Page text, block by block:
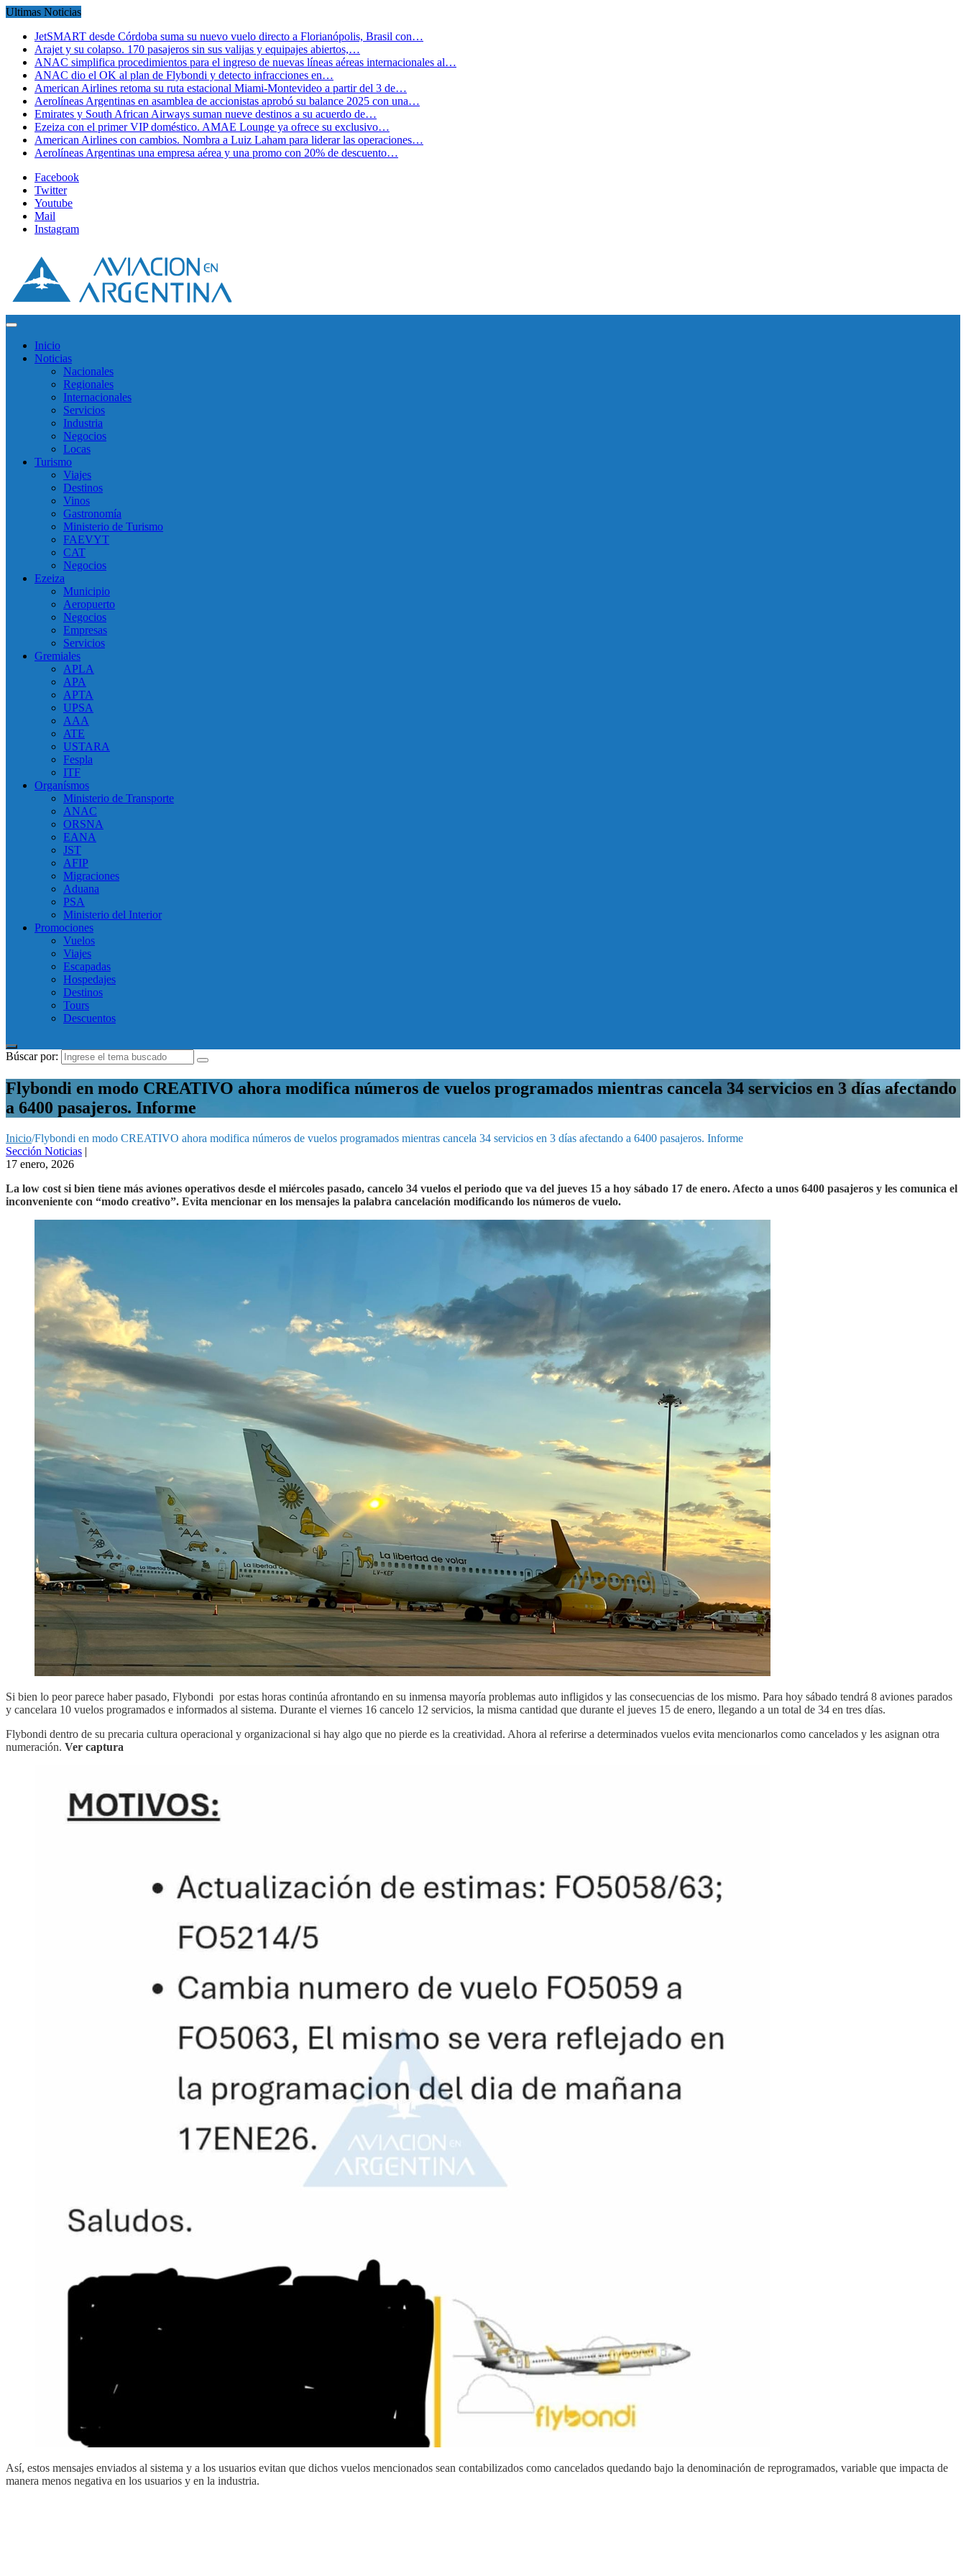
Ultimas Noticias
JetSMART desde Córdoba suma su nuevo vuelo directo a Florianópolis, Brasil con…
Arajet y su colapso. 170 pasajeros sin sus valijas y equipajes abiertos,…
ANAC simplifica procedimientos para el ingreso de nuevas líneas aéreas internacionales al…
ANAC dio el OK al plan de Flybondi y detecto infracciones en…
American Airlines retoma su ruta estacional Miami-Montevideo a partir del 3 de…
Aerolíneas Argentinas en asamblea de accionistas aprobó su balance 2025 con una…
Emirates y South African Airways suman nueve destinos a su acuerdo de…
Ezeiza con el primer VIP doméstico. AMAE Lounge ya ofrece su exclusivo…
American Airlines con cambios. Nombra a Luiz Laham para liderar las operaciones…
Aerolíneas Argentinas una empresa aérea y una promo con 20% de descuento…
Facebook
Twitter
Youtube
Mail
Instagram
Inicio
Noticias
Nacionales
Regionales
Internacionales
Servicios
Industria
Negocios
Locas
Turismo
Viajes
Destinos
Vinos
Gastronomía
Ministerio de Turismo
FAEVYT
CAT
Negocios
Ezeiza
Municipio
Aeropuerto
Negocios
Empresas
Servicios
Gremiales
APLA
APA
APTA
UPSA
AAA
ATE
USTARA
Fespla
ITF
Organísmos
Ministerio de Transporte
ANAC
ORSNA
EANA
JST
AFIP
Migraciones
Aduana
PSA
Ministerio del Interior
Promociones
Vuelos
Viajes
Escapadas
Hospedajes
Destinos
Tours
Descuentos
Búscar por:
Flybondi en modo CREATIVO ahora modifica números de vuelos programados mientras cancela 34 servicios en 3 días afectando
a 6400 pasajeros. Informe
Inicio/Flybondi en modo CREATIVO ahora modifica números de vuelos programados mientras cancela 34 servicios en 3 días afectando a 6400 pasajeros. Informe
Sección Noticias |
17 enero, 2026
La low cost si bien tiene más aviones operativos desde el miércoles pasado, cancelo 34 vuelos el periodo que va del jueves 15 a hoy sábado 17 de enero. Afecto a unos 6400 pasajeros y les comunica el
inconveniente con “modo creativo”. Evita mencionar en los mensajes la palabra cancelación modificando los números de vuelo.
Si bien lo peor parece haber pasado, Flybondi por estas horas continúa afrontando en su inmensa mayoría problemas auto infligidos y las consecuencias de los mismo. Para hoy sábado tendrá 8 aviones parados
y cancelara 10 vuelos programados e informados al sistema. Durante el viernes 16 cancelo 12 servicios, la misma cantidad que durante el jueves 15 de enero, llegando a un total de 34 en tres días.
Flybondi dentro de su precaria cultura operacional y organizacional si hay algo que no pierde es la creatividad. Ahora al referirse a determinados vuelos evita mencionarlos como cancelados y les asignan otra
numeración. Ver captura
Así, estos mensajes enviados al sistema y a los usuarios evitan que dichos vuelos mencionados sean contabilizados como cancelados quedando bajo la denominación de reprogramados, variable que impacta de
manera menos negativa en los usuarios y en la industria.